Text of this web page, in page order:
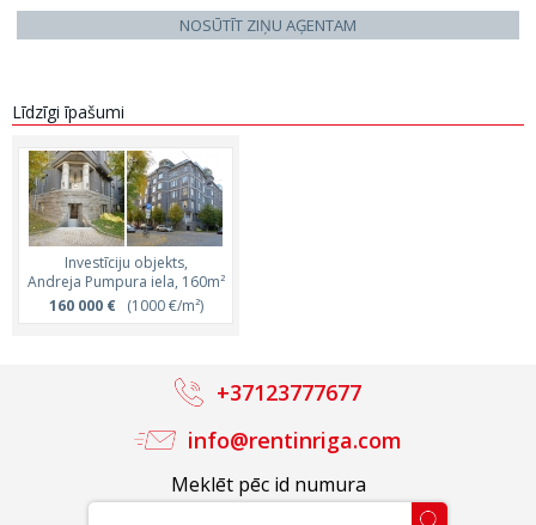
NOSŪTĪT ZIŅU AĢENTAM
Līdzīgi īpašumi
Investīciju objekts,
Andreja Pumpura iela, 160m²
160 000 €(1000 €/m²)
Meklēt pēc id numura
info@rentinriga.com
+37123777677